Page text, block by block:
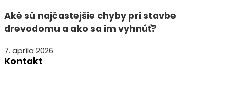
Aké sú najčastejšie chyby pri stavbe
drevodomu a ako sa im vyhnúť?
7. apríla 2026
Kontakt